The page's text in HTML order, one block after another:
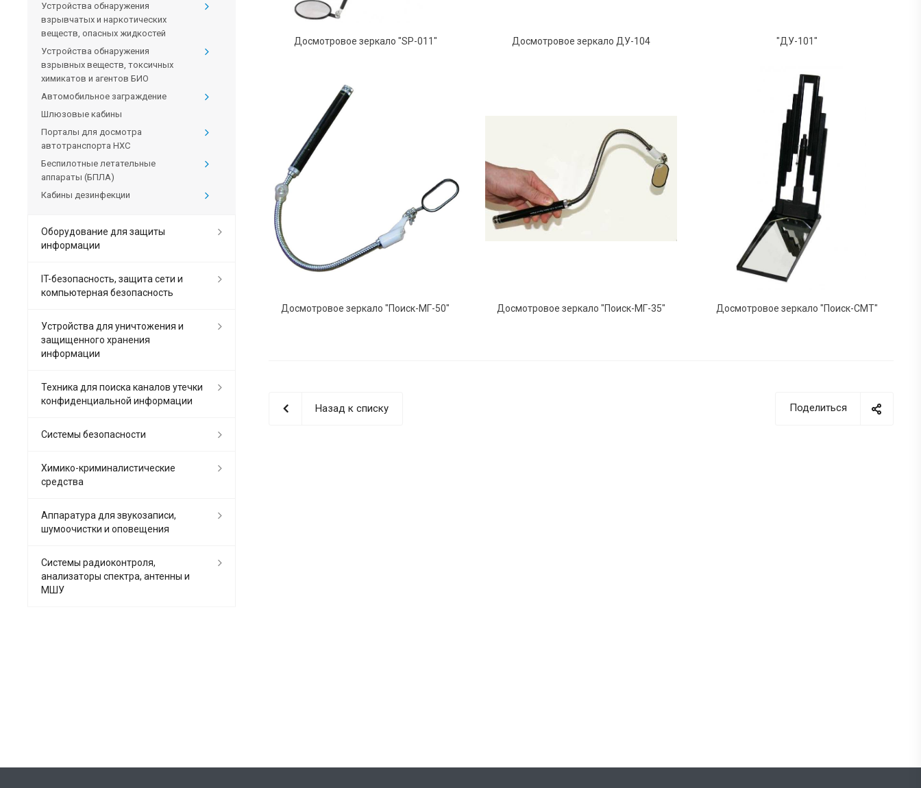
Досмотровое зеркало "SP-011" Досмотровое зеркало ДУ-104 "ДУ-101"
Досмотровое зеркало "Поиск-МГ-50" Досмотровое зеркало "Поиск-МГ-35" Досмотровое зеркало "Поиск-СМТ"
Поделиться
Назад к списку
Устройства обнаружения
взрывчатых и наркотических
веществ, опасных жидкостей
Устройства обнаружения
взрывных веществ, токсичных
химикатов и агентов БИО
Автомобильное заграждение
Шлюзовые кабины
Порталы для досмотра
автотранспорта HXC
Беспилотные летательные
аппараты (БПЛА)
Кабины дезинфекции
Оборудование для защиты
информации
IT-безопасность, защита сети и
компьютерная безопасность
Устройства для уничтожения и
защищенного хранения
информации
Техника для поиска каналов утечки
конфиденциальной информации
Системы безопасности
Химико-криминалистические
средства
Аппаратура для звукозаписи,
шумоочистки и оповещения
Системы радиоконтроля,
анализаторы спектра, антенны и
МШУ